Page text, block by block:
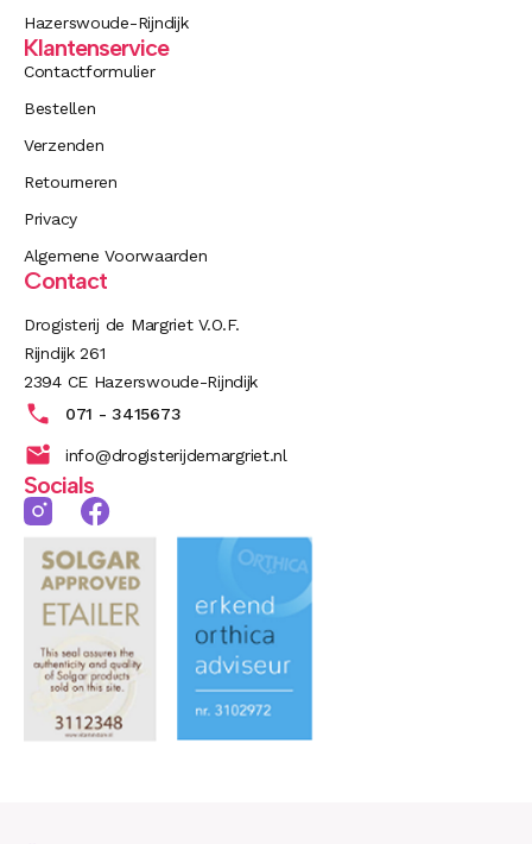
Hazerswoude-Rijndijk
Klantenservice
Contactformulier
Bestellen
Verzenden
Retourneren
Privacy
Algemene Voorwaarden
Contact
Drogisterij de Margriet V.O.F.
Rijndijk 261
2394 CE Hazerswoude-Rijndijk
071 - 3415673
info@drogisterijdemargriet.nl
Socials